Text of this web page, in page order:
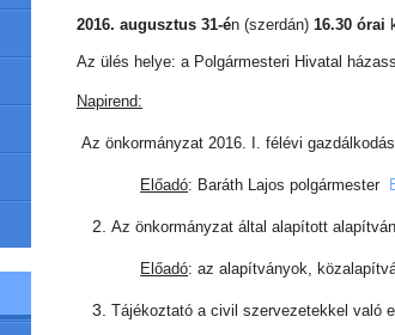
2016. augusztus 31-én (szerdán) 16.30 órai
Az ülés helye: a Polgármesteri Hivatal
Napirend:
Az önkormányzat 2016. I. félévi
Előadó: Baráth Lajos polgármester
Az önkormányzat által alapított
Előadó: az alapítványok,
Tájékoztató a civil szervezetekkel való